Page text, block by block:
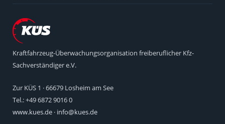
Kraftfahrzeug-Überwachungsorganisation freiberuflicher Kfz-
Sachverständiger e.V.
Zur KÜS 1 · 66679 Losheim am See
Tel.: +49 6872 9016 0
www.kues.de · info@kues.de